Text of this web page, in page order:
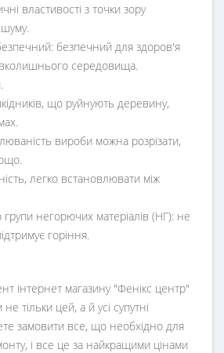
властивості з точки зору
безпечний для здоров'я
середовища.
що руйнують деревину,
вироби можна розрізати,
легко встановлювати між
негорючих матеріалів (НГ): не
горіння.
інтернет магазину "Фенікс центр"
тільки цей, а й усі супутні
замовити все, що необхідно для
і все це за найкращими цінами